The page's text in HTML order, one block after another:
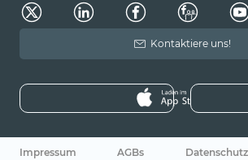
Kontaktiere uns!
Impressum AGBs Datenschutz